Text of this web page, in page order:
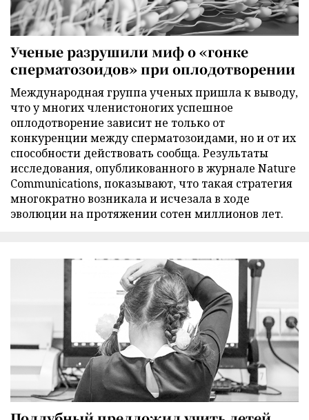
Ученые разрушили миф о «гонке
сперматозоидов» при оплодотворении
Международная группа ученых пришла к выводу,
что у многих членистоногих успешное
оплодотворение зависит не только от
конкуренции между сперматозоидами, но и от их
способности действовать сообща. Результаты
исследования, опубликованного в журнале Nature
Communications, показывают, что такая стратегия
многократно возникала и исчезала в ходе
эволюции на протяжении сотен миллионов лет.